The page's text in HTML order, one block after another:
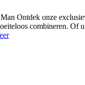
Ontdek onze
combineren. Of